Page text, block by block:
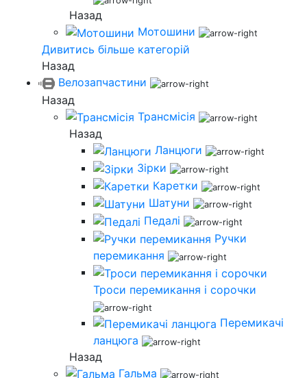
Назад
Мотошини
Дивитись більше категорій
Назад
Велозапчастини
Назад
Трансмісія
Назад
Ланцюги
Зірки
Каретки
Шатуни
Педалі
Ручки
перемикання
Троси перемикання і сорочки
Перемикачі
ланцюга
Назад
Гальма